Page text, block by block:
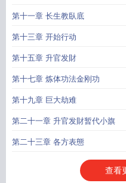
第十一章 长生教臥底
第十三章 开始行动
第十五章 升官发財
第十七章 炼体功法金刚功
第十九章 巨大劫难
第二十一章 升官发財暂代小旗
第二十三章 各方表態
查看